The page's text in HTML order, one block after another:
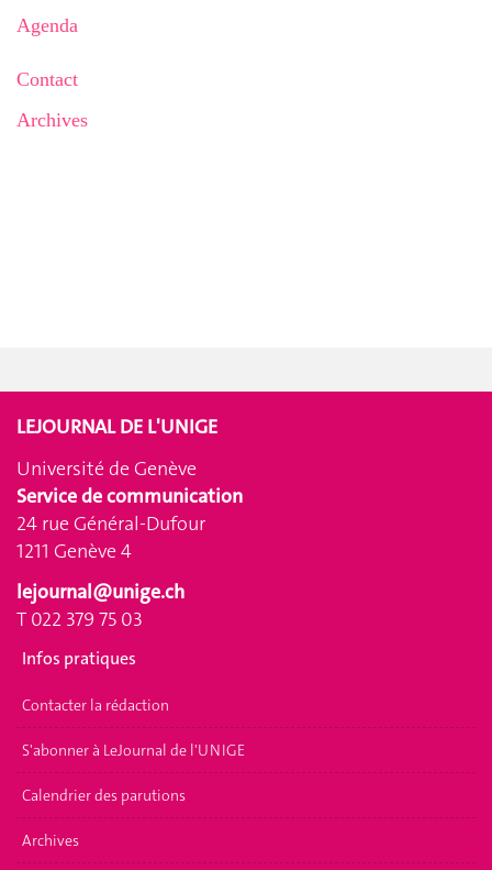
Agenda
Contact
Archives
LEJOURNAL DE L'UNIGE
Université de Genève
Service de communication
24 rue Général-Dufour
1211 Genève 4
lejournal@unige.ch
T 022 379 75 03
Infos pratiques
Contacter la rédaction
S'abonner à LeJournal de l'UNIGE
Calendrier des parutions
Archives